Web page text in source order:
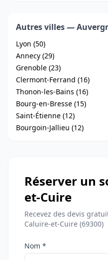
Autres villes —
Lyon (50)
Annecy (29)
Grenoble (23)
Clermont-Ferrand (16)
Thonon-les-Bains (16)
Bourg-en-Bresse (15)
Saint-Étienne (12)
Bourgoin-Jallieu (12)
Réserver un
et-Cuire
Recevez des devis
Caluire-et-Cuire (69300)
Nom *